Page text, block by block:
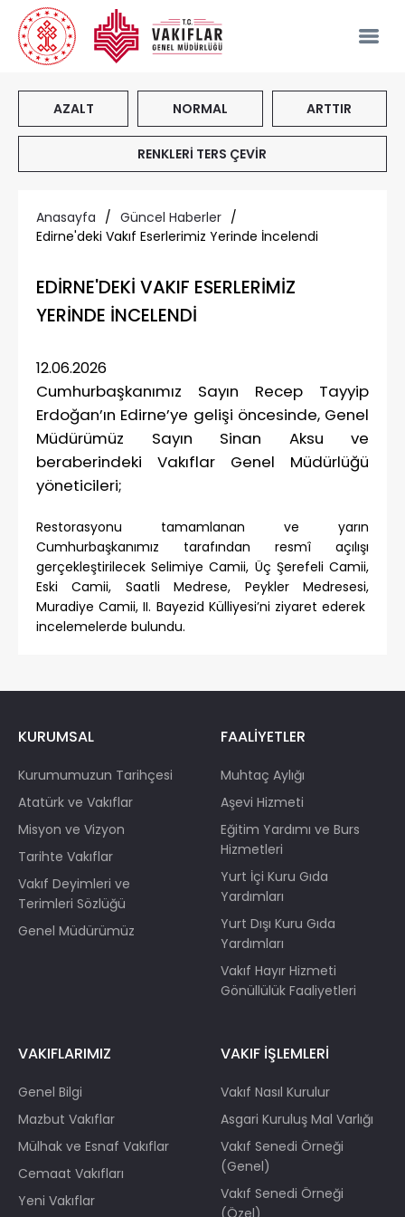
AZALT NORMAL ARTTIR
RENKLERİ TERS ÇEVİR
Anasayfa / Güncel Haberler /
Edirne'deki Vakıf Eserlerimiz Yerinde İncelendi
EDİRNE'DEKİ VAKIF ESERLERİMİZ
YERİNDE İNCELENDİ
12.06.2026
Cumhurbaşkanımız Sayın Recep Tayyip
Erdoğan’ın Edirne’ye gelişi öncesinde, Genel
Müdürümüz Sayın Sinan Aksu ve
beraberindeki Vakıflar Genel Müdürlüğü
yöneticileri;
Restorasyonu tamamlanan ve yarın
Cumhurbaşkanımız tarafından resmî açılışı
gerçekleştirilecek Selimiye Camii, Üç Şerefeli Camii,
Eski Camii, Saatli Medrese, Peykler Medresesi,
Muradiye Camii, II. Bayezid Külliyesi’ni ziyaret ederek
incelemelerde bulundu.
KURUMSAL
Kurumumuzun Tarihçesi
Atatürk ve Vakıflar
Misyon ve Vizyon
Tarihte Vakıflar
Vakıf Deyimleri ve
Terimleri Sözlüğü
Genel Müdürümüz
FAALİYETLER
Muhtaç Aylığı
Aşevi Hizmeti
Eğitim Yardımı ve Burs
Hizmetleri
Yurt İçi Kuru Gıda
Yardımları
Yurt Dışı Kuru Gıda
Yardımları
Vakıf Hayır Hizmeti
Gönüllülük Faaliyetleri
VAKIFLARIMIZ
Genel Bilgi
Mazbut Vakıflar
Mülhak ve Esnaf Vakıflar
Cemaat Vakıfları
Yeni Vakıflar
VAKIF İŞLEMLERİ
Vakıf Nasıl Kurulur
Asgari Kuruluş Mal Varlığı
Vakıf Senedi Örneği
(Genel)
Vakıf Senedi Örneği
(Özel)